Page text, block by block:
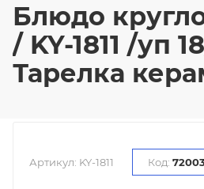
Блюдо
/ KY-1811 /уп
Тарелка
Артикул: KY-1811 Код: